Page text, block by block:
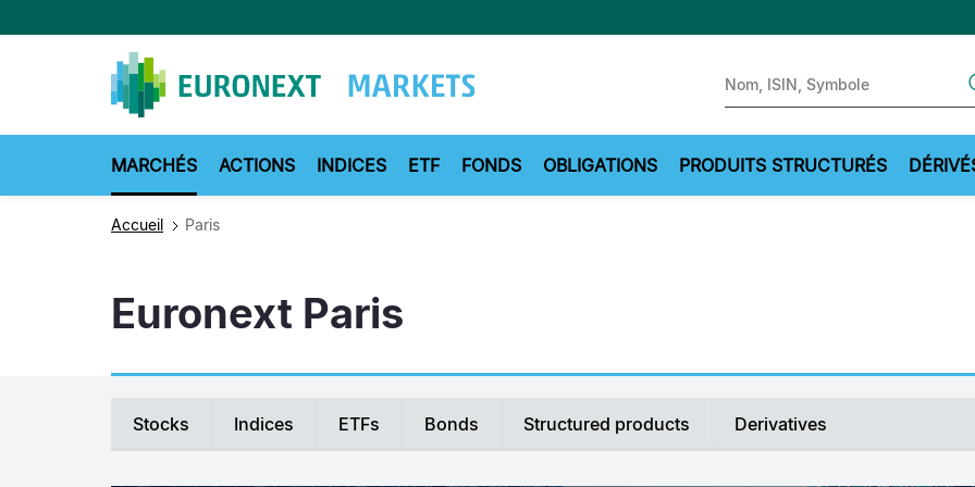
au
MARCHÉS ACTIONS INDICES ETF FONDS OBLIGATIONS PRODUITS STRUCTURÉS
Accueil Paris
Euronext Paris
Secondary
navigation
Stocks Indices ETFs Bonds Structured products Derivatives